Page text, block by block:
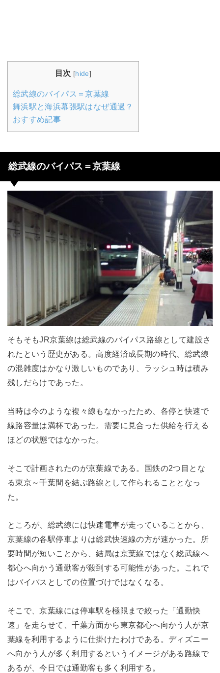
目次 [hide]
総武線のバイパス＝京葉線
舞浜駅と海浜幕張駅はなぜ通過？
おすすめ記事
総武線のバイパス＝京葉線
そもそもJR京葉線は総武線のバイパス路線として建設さ
れたという歴史がある。高度経済成長期の時代、総武線
の混雑度はかなり激しいものであり、ラッシュ時は積み
残しだらけであった。
当時は今のような複々線もなかったため、各停と快速で
線路容量は満杯であった。需要に見合った供給を行える
ほどの状態ではなかった。
そこで計画されたのが京葉線である。国鉄の2つ目とな
る東京～千葉間を結ぶ路線として作られることとなっ
た。
ところが、総武線には快速電車が走っていることから、
京葉線の各駅停車よりは総武快速線の方が速かった。所
要時間が短いことから、結局は京葉線ではなく総武線へ
都心へ向かう通勤客が殺到する可能性があった。これで
はバイパスとしての位置づけではなくなる。
そこで、京葉線には停車駅を極限まで絞った「通勤快
速」を走らせて、千葉方面から東京都心へ向かう人が京
葉線を利用するように仕掛けたわけである。ディズニー
へ向かう人が多く利用するというイメージがある路線で
あるが、今日では通勤客も多く利用する。